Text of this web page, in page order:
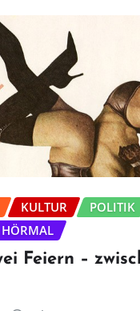
KULTUR
POLITIK
Feiern –